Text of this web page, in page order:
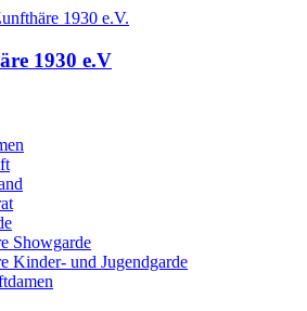
1930 e.V
Showgarde
Kinder- und Jugendgarde